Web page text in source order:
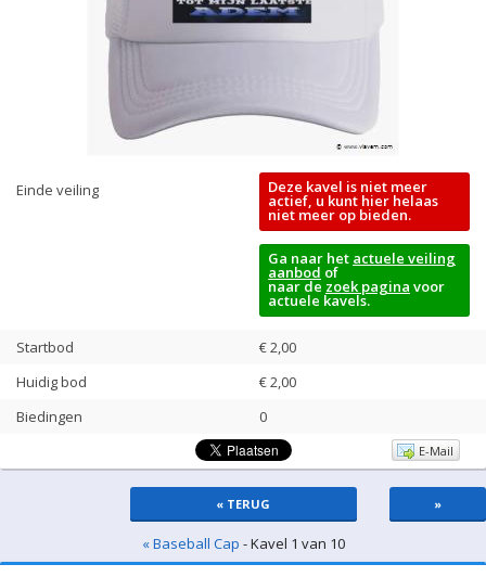
Einde veiling Deze kavel is niet meer
actief, u kunt hier helaas
niet meer op bieden.
Ga naar het actuele veiling
aanbod of
naar de zoek pagina voor
actuele kavels.
Startbod
€ 2,00
Huidig bod
€2,00
Biedingen
0
E-Mail
« TERUG »
« Baseball Cap - Kavel 1 van 10